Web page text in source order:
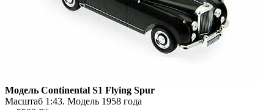
Модель Continental S1 Flying Spur
Масштаб 1:43. Модель 1958 года